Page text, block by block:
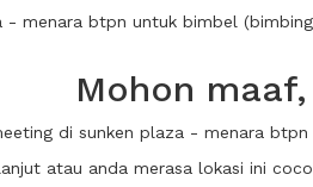
menara btpn untuk bimbel
Mohon maaf,
di sunken plaza - menara
atau anda merasa lokasi ini